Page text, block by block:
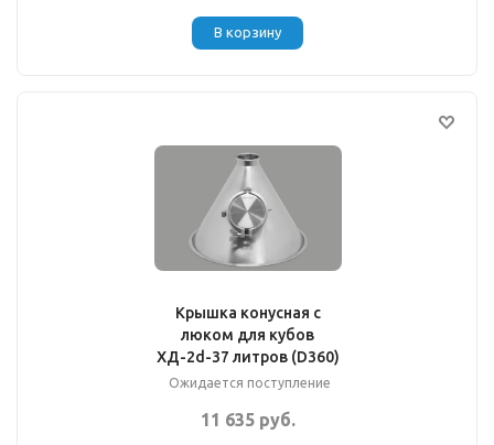
В корзину
Крышка конусная с
люком для кубов
ХД-2d-37 литров (D360)
Ожидается поступление
11 635 руб.